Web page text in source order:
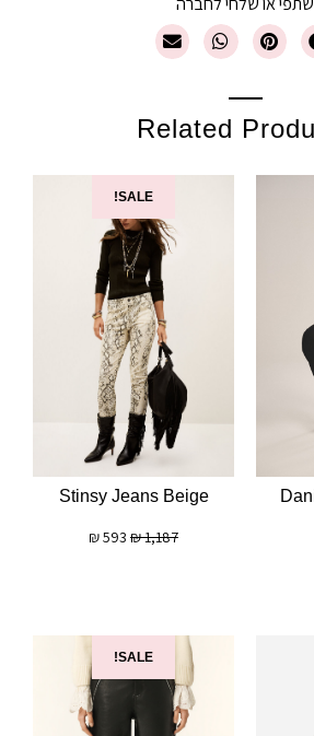
Related
SALE!
Stinsy Jeans Beige
1,187
₪
593
₪
SALE!